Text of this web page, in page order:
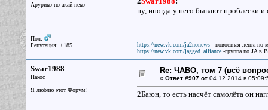
Арурико-но акай неко
Пол:
Репутация: +185
ну, иногда у него бывают проблески
https://new.vk.com/ja2nonews- новостная лента по
https://new.vk.com/jagged_alliance-группа по JA в
Swar1988
Пакос
Я люблю этот Форум!
Re: ЧАВО, том 7 (всё
« Ответ #907 от04.12.2014 в
2Баюн, то есть насчёт самолёта он